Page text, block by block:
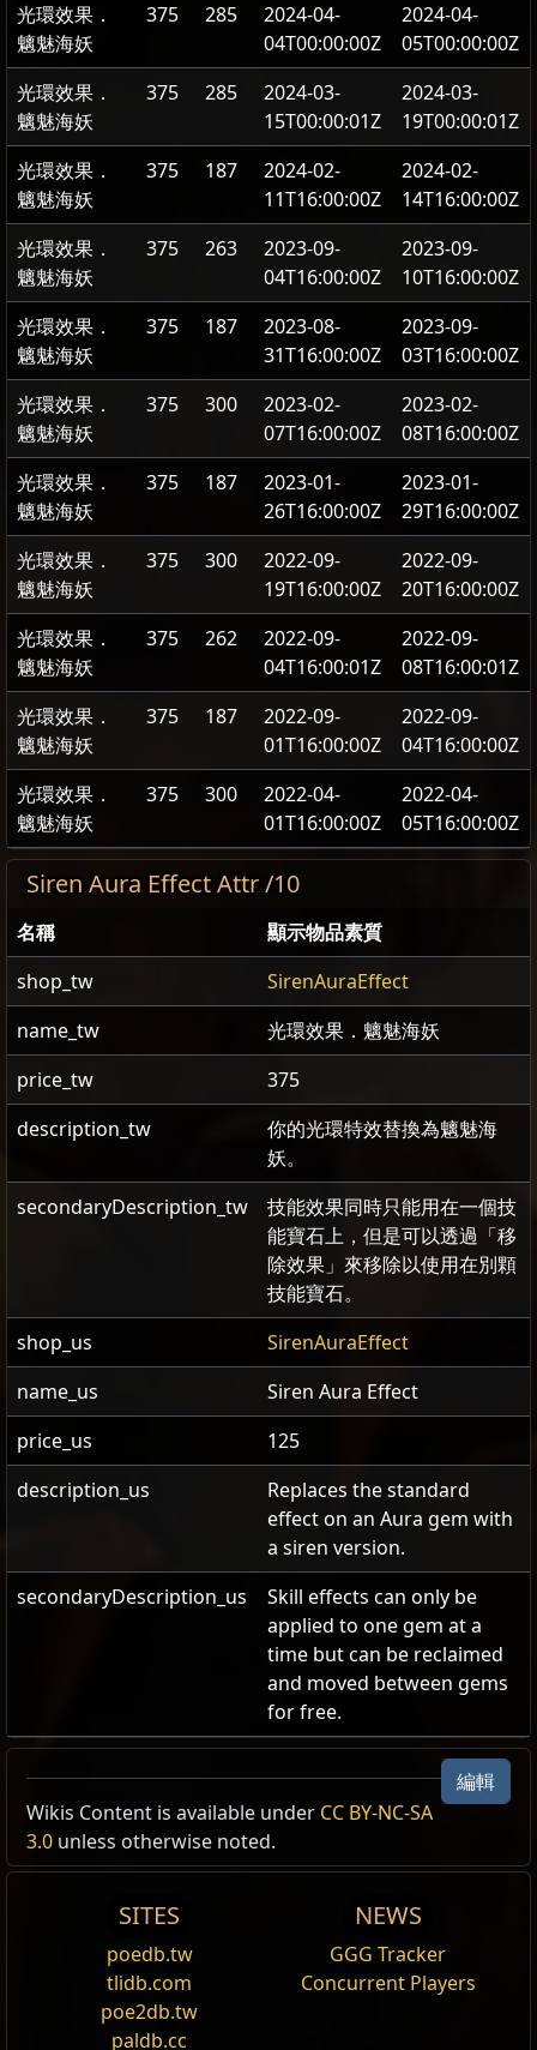
光環效果．
魑魅海妖
375 285
2024-04-
04T00:00:00Z
2024-04-
05T00:00:00Z
光環效果．
魑魅海妖
375 285
2024-03-
15T00:00:01Z
2024-03-
19T00:00:01Z
光環效果．
魑魅海妖
375 187
2024-02-
11T16:00:00Z
2024-02-
14T16:00:00Z
光環效果．
魑魅海妖
375 263
2023-09-
04T16:00:00Z
2023-09-
10T16:00:00Z
光環效果．
魑魅海妖
375 187
2023-08-
31T16:00:00Z
2023-09-
03T16:00:00Z
光環效果．
魑魅海妖
375 300
2023-02-
07T16:00:00Z
2023-02-
08T16:00:00Z
光環效果．
魑魅海妖
375 187
2023-01-
26T16:00:00Z
2023-01-
29T16:00:00Z
光環效果．
魑魅海妖
375 300
2022-09-
19T16:00:00Z
2022-09-
20T16:00:00Z
光環效果．
魑魅海妖
375 262
2022-09-
04T16:00:01Z
2022-09-
08T16:00:01Z
光環效果．
魑魅海妖
375 187
2022-09-
01T16:00:00Z
2022-09-
04T16:00:00Z
光環效果．
魑魅海妖
375 300
2022-04-
01T16:00:00Z
2022-04-
05T16:00:00Z
Siren Aura Effect Attr /10
名稱
顯示物品素質
shop_tw
SirenAuraEffect
name_tw
光環效果．魑魅海妖
price_tw
375
description_tw
你的光環特效替換為魑魅海
妖。
secondaryDescription_tw
技能效果同時只能用在一個技
能寶石上，但是可以透過「移
除效果」來移除以使用在別顆
技能寶石。
shop_us
SirenAuraEffect
name_us
Siren Aura Effect
price_us
125
description_us
Replaces the standard
effect on an Aura gem with
a siren version.
secondaryDescription_us
Skill effects can only be
applied to one gem at a
time but can be reclaimed
and moved between gems
for free.
光環外觀, 亞特蘭提斯
Cost:
你的光環特效替換為魑魅海妖。
顯示物品素質
編輯
Wikis Content is available under CC BY-NC-SA
3.0 unless otherwise noted.
SITES
poedb.tw
tlidb.com
poe2db.tw
paldb.cc
NEWS
GGG Tracker
Concurrent Players